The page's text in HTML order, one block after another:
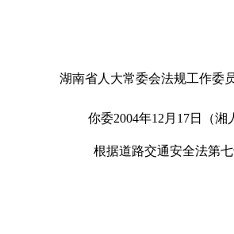
湖南省人大常委会法规工作委
你委2004年12月17日（湘人
根据道路交通安全法第七十